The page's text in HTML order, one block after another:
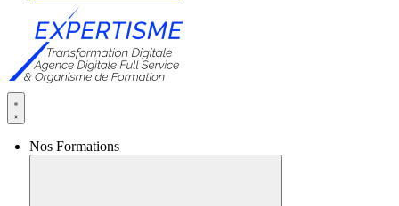
Nos Formations